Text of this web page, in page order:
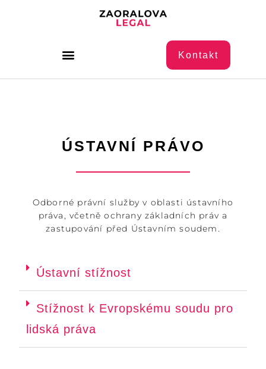
Kontakt
ÚSTAVNÍ PRÁVO
Odborné právní služby v oblasti ústavního
práva, včetně ochrany základních práv a
zastupování před Ústavním soudem.
Ústavní stížnost
Stížnost k Evropskému soudu pro
lidská práva